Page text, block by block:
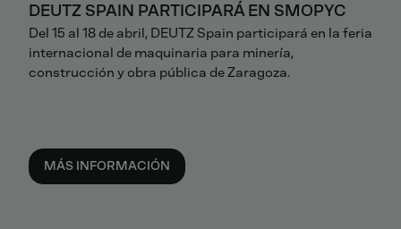
DEUTZ SPAIN PARTICIPARÁ EN SMOPYC
Del 15 al 18 de abril, DEUTZ Spain participará en la feria
internacional de maquinaria para minería,
construcción y obra pública de Zaragoza.
MÁS INFORMACIÓN